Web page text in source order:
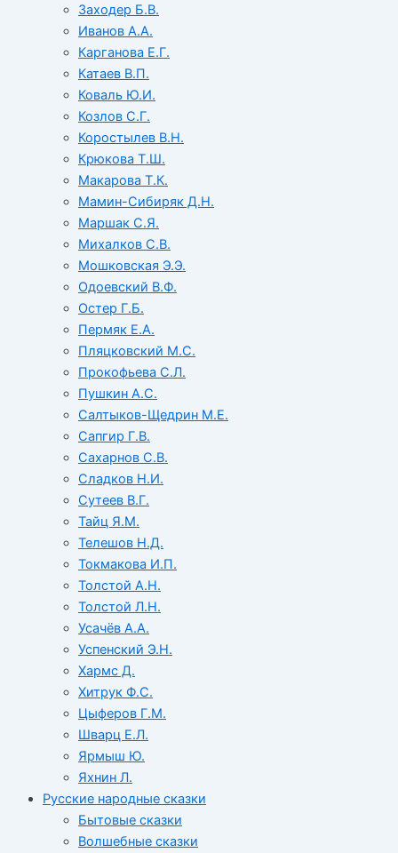
Заходер Б.В.
Иванов А.А.
Карганова Е.Г.
Катаев В.П.
Коваль Ю.И.
Козлов С.Г.
Коростылев В.Н.
Крюкова Т.Ш.
Макарова Т.К.
Мамин-Сибиряк Д.Н.
Маршак С.Я.
Михалков С.В.
Мошковская Э.Э.
Одоевский В.Ф.
Остер Г.Б.
Пермяк Е.А.
Пляцковский М.С.
Прокофьева С.Л.
Пушкин А.С.
Салтыков-Щедрин М.Е.
Сапгир Г.В.
Сахарнов С.В.
Сладков Н.И.
Сутеев В.Г.
Тайц Я.М.
Телешов Н.Д.
Токмакова И.П.
Толстой А.Н.
Толстой Л.Н.
Усачёв А.А.
Успенский Э.Н.
Хармс Д.
Хитрук Ф.С.
Цыферов Г.М.
Шварц Е.Л.
Ярмыш Ю.
Яхнин Л.
Русские народные сказки
Бытовые сказки
Волшебные сказки